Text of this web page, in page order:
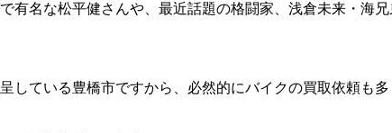
有名な松平健さんや、最近話題の格闘家、浅倉未来・海
している豊橋市ですから、必然的にバイクの買取依頼も多